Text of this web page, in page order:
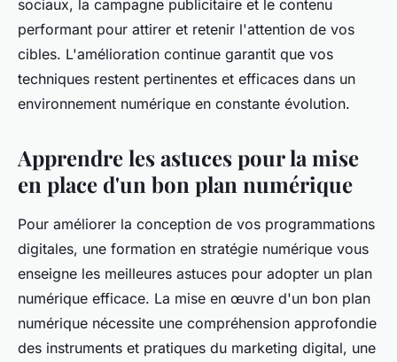
sociaux, la campagne publicitaire et le contenu
performant pour attirer et retenir l'attention de vos
cibles. L'amélioration continue garantit que vos
techniques restent pertinentes et efficaces dans un
environnement numérique en constante évolution.
Apprendre les astuces pour la mise
en place d'un bon plan numérique
Pour améliorer la conception de vos programmations
digitales, une formation en stratégie numérique vous
enseigne les meilleures astuces pour adopter un plan
numérique efficace. La mise en œuvre d'un bon plan
numérique nécessite une compréhension approfondie
des instruments et pratiques du marketing digital, une